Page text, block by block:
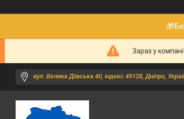
Зараз у
вул. Велика Діївська 40, індекс 49128, Дніпро,